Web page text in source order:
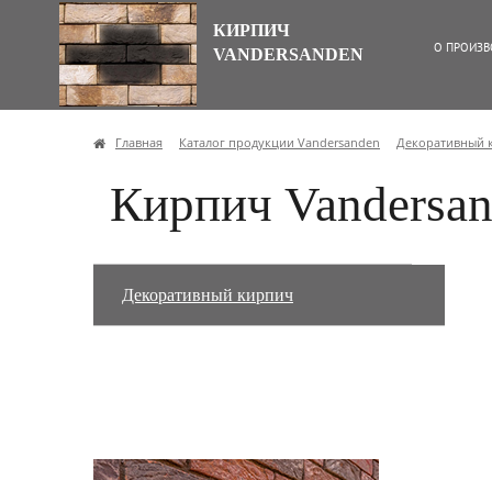
КИРПИЧ
VANDERSANDEN
О
Главная Каталог продукции Vandersanden Декоративный
Кирпич
Декоративный кирпич